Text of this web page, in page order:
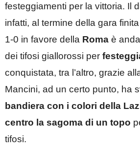
festeggiamenti per la vittoria. Il
infatti, al termine della gara
1-0 in favore della Roma è
dei tifosi giallorossi per
conquistata, tra l’altro, grazie
Mancini, ad un certo punto, ha
bandiera con i colori della
centro la sagoma di un topo
tifosi.